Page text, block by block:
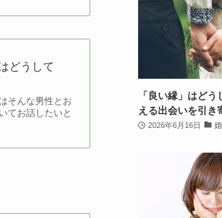
どうして
そんな男性とお
てお話したいと
「良い縁」はど
える出会いを引き
2026年6月16日